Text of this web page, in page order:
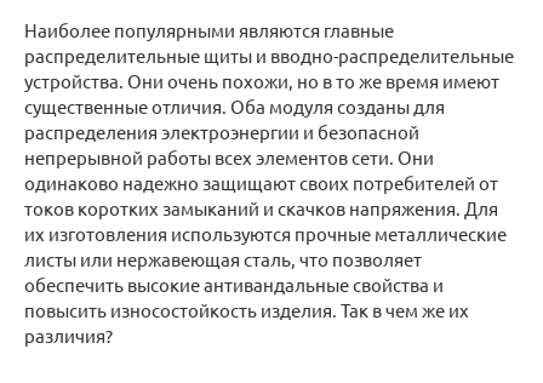
Наиболее популярными являются главные
распределительные щиты и вводно-распределительные
устройства. Они очень похожи, но в то же время имеют
существенные отличия. Оба модуля созданы для
распределения электроэнергии и безопасной
непрерывной работы всех элементов сети. Они
одинаково надежно защищают своих потребителей от
токов коротких замыканий и скачков напряжения. Для
их изготовления используются прочные металлические
листы или нержавеющая сталь, что позволяет
обеспечить высокие антивандальные свойства и
повысить износостойкость изделия. Так в чем же их
различия?